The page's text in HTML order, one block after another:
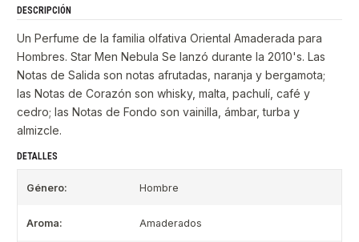
DESCRIPCIÓN
Un Perfume de la familia olfativa Oriental Amaderada para
Hombres. Star Men Nebula Se lanzó durante la 2010's. Las
Notas de Salida son notas afrutadas, naranja y bergamota;
las Notas de Corazón son whisky, malta, pachulí, café y
cedro; las Notas de Fondo son vainilla, ámbar, turba y
almizcle.
DETALLES
Género: Hombre
Aroma: Amaderados